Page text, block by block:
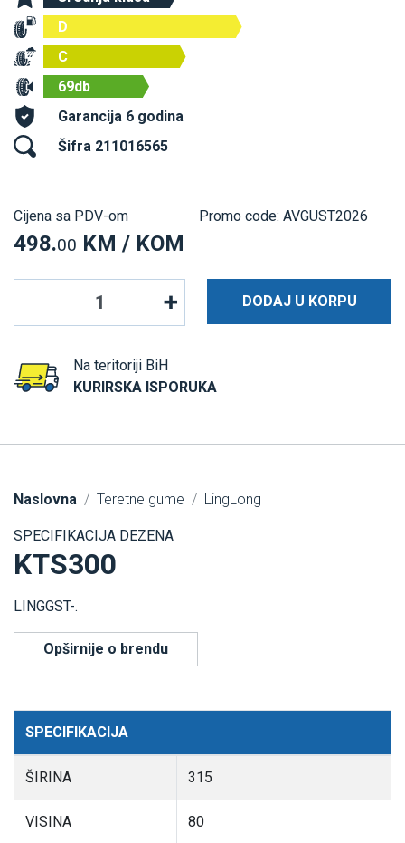
D
C
69db
Garancija 6 godina
Šifra 211016565
Cijena sa PDV-om
498.00 KM / KOM
Promo code: AVGUST2026
DODAJ U KORPU
Na teritoriji BiH
KURIRSKA ISPORUKA
Naslovna Teretne gume LingLong
SPECIFIKACIJA DEZENA
KTS300
LINGGST-.
Opširnije o brendu
SPECIFIKACIJA
ŠIRINA 315
VISINA 80